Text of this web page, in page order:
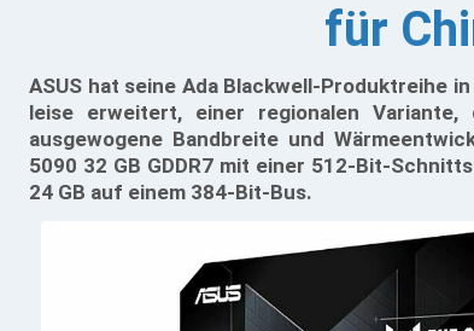
für
ASUS hat seine Ada Blackwell-Produktreihe
leise erweitert, einer regionalen
ausgewogene Bandbreite und
5090 32 GB GDDR7 mit einer 512-Bit-
24 GB auf einem 384-Bit-Bus.